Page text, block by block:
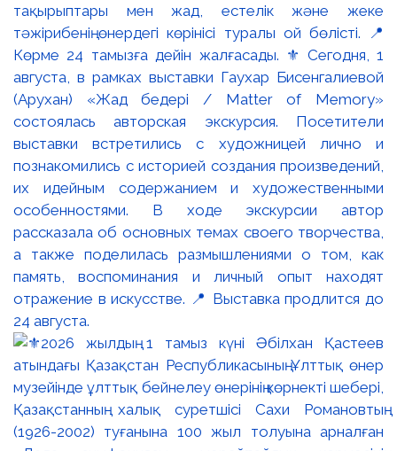
тақырыптары мен жад, естелік және жеке
тәжірибенің өнердегі көрінісі туралы ой бөлісті. 📍
Көрме 24 тамызға дейін жалғасады. ⚜️ Сегодня, 1
августа, в рамках выставки Гаухар Бисенгалиевой
(Арухан) «Жад бедері / Matter of Memory»
состоялась авторская экскурсия. Посетители
выставки встретились с художницей лично и
познакомились с историей создания произведений,
их идейным содержанием и художественными
особенностями. В ходе экскурсии автор
рассказала об основных темах своего творчества,
а также поделилась размышлениями о том, как
память, воспоминания и личный опыт находят
отражение в искусстве. 📍 Выставка продлится до
24 августа.